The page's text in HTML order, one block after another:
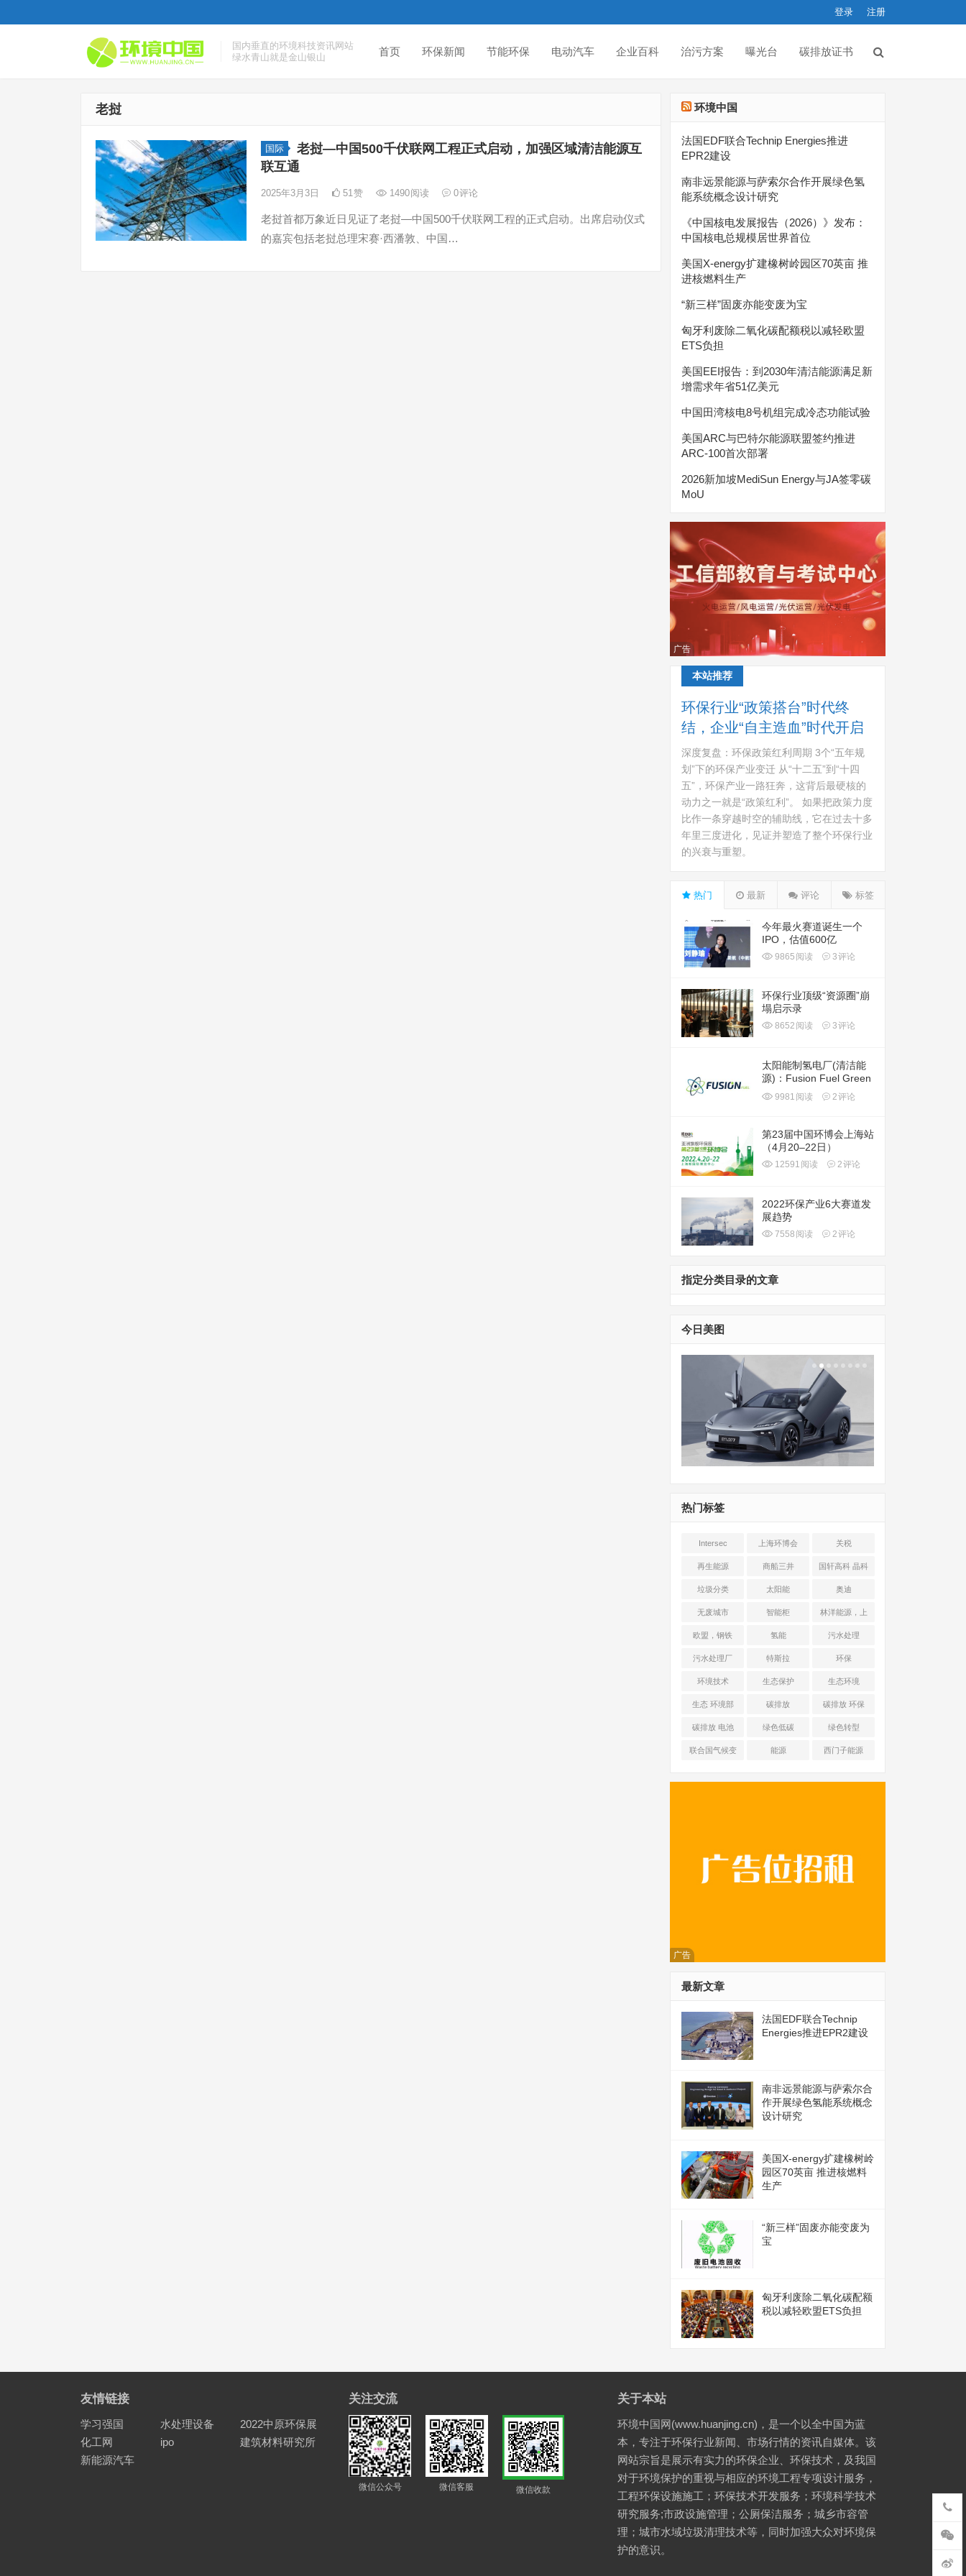
登录 注册
国内垂直的环境科技资讯网站
绿水青山就是金山银山
首页 环保新闻 节能环保 电动汽车 企业百科 治污方案 曝光台 碳排放证书
老挝
国际
老挝—中国500千伏联网工程正式启动，加强区域清洁能源互
联互通
2025年3月3日 51赞 1490阅读 0评论
老挝首都万象近日见证了老挝—中国500千伏联网工程的正式启动。出席启动仪式
的嘉宾包括老挝总理宋赛·西潘敦、中国…
环境中国
法国EDF联合Technip Energies推进
EPR2建设
南非远景能源与萨索尔合作开展绿色氢
能系统概念设计研究
《中国核电发展报告（2026）》发布：
中国核电总规模居世界首位
美国X-energy扩建橡树岭园区70英亩 推
进核燃料生产
“新三样”固废亦能变废为宝
匈牙利废除二氧化碳配额税以减轻欧盟
ETS负担
美国EEI报告：到2030年清洁能源满足新
增需求年省51亿美元
中国田湾核电8号机组完成冷态功能试验
美国ARC与巴特尔能源联盟签约推进
ARC-100首次部署
2026新加坡MediSun Energy与JA签零碳
MoU
广告
本站推荐
环保行业“政策搭台”时代终
结，企业“自主造血”时代开启
深度复盘：环保政策红利周期 3个“五年规
划”下的环保产业变迁 从“十二五”到“十四
五”，环保产业一路狂奔，这背后最硬核的
动力之一就是“政策红利”。 如果把政策力度
比作一条穿越时空的辅助线，它在过去十多
年里三度进化，见证并塑造了整个环保行业
的兴衰与重塑。
热门 最新 评论 标签
今年最火赛道诞生一个
IPO，估值600亿
9865 阅读 3评论
环保行业顶级“资源圈”崩
塌启示录
8652 阅读 3评论
太阳能制氢电厂(清洁能
源)：Fusion Fuel Green
plc(HTOO)
9981 阅读 2评论
第23届中国环博会上海站
（4月20–22日）
12591 阅读 2评论
2022环保产业6大赛道发
展趋势
7558 阅读 2评论
指定分类目录的文章
今日美图
热门标签
Intersec
Shanghai
上海环博会 关税
再生能源 商船三井 国轩高科 晶科
能源 光伏+储能
垃圾分类 太阳能 奥迪
无废城市 智能柜 林洋能源，上
海舜华新能源
欧盟，钢铁 氢能 污水处理
污水处理厂 特斯拉 环保
环境技术 生态保护 生态环境
生态 环境部 碳排放 碳排放 环保
碳排放 电池 绿色低碳 绿色转型
联合国气候变 能源 西门子能源
广告
最新文章
法国EDF联合Technip
Energies推进EPR2建设
南非远景能源与萨索尔合
作开展绿色氢能系统概念
设计研究
美国X-energy扩建橡树岭
园区70英亩 推进核燃料
生产
“新三样”固废亦能变废为
宝
匈牙利废除二氧化碳配额
税以减轻欧盟ETS负担
友情链接
学习强国 水处理设备
2022中原环保展
化工网
ipo
建筑材料研究所
新能源汽车
关注交流
微信公众号 微信客服 微信收款
关于本站
环境中国网(www.huanjing.cn)，是一个以全中国为蓝
本，专注于环保行业新闻、市场行情的资讯自媒体。该
网站宗旨是展示有实力的环保企业、环保技术，及我国
对于环境保护的重视与相应的环境工程专项设计服务，
工程环保设施施工；环保技术开发服务；环境科学技术
研究服务;市政设施管理；公厕保洁服务；城乡市容管
理；城市水域垃圾清理技术等，同时加强大众对环境保
护的意识。